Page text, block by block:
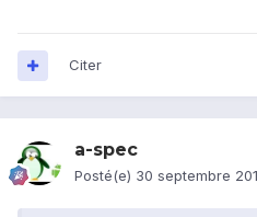
Citer
a-spec
Posté(e) 30 septembre